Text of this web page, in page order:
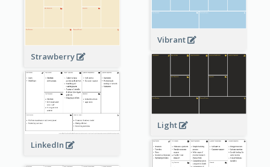
Vibrant
Strawberry
Light
LinkedIn